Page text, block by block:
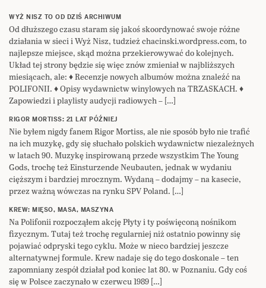
WYŻ NISZ TO OD DZIŚ ARCHIWUM
Od dłuższego czasu staram się jakoś skoordynować swoje różne
działania w sieci i Wyż Nisz, tudzież chacinski.wordpress.com, to
najlepsze miejsce, skąd można przekierowywać do kolejnych.
Układ tej strony będzie się więc znów zmieniał w najbliższych
miesiącach, ale: ♦ Recenzje nowych albumów można znaleźć na
POLIFONII. ♦ Opisy wydawnictw winylowych na TRZASKACH. ♦
Zapowiedzi i playlisty audycji radiowych – […]
RIGOR MORTISS: 21 LAT PÓŹNIEJ
Nie byłem nigdy fanem Rigor Mortiss, ale nie sposób było nie trafić
na ich muzykę, gdy się słuchało polskich wydawnictw niezależnych
w latach 90. Muzykę inspirowaną przede wszystkim The Young
Gods, trochę też Einsturzende Neubauten, jednak w wydaniu
cięższym i bardziej mrocznym. Wydaną – dodajmy – na kasecie,
przez ważną wówczas na rynku SPV Poland. […]
KREW: MIĘSO, MASA, MASZYNA
Na Polifonii rozpocząłem akcję Płyty i ty poświęconą nośnikom
fizycznym. Tutaj też trochę regularniej niż ostatnio powinny się
pojawiać odpryski tego cyklu. Może w nieco bardziej jeszcze
alternatywnej formule. Krew nadaje się do tego doskonale – ten
zapomniany zespół działał pod koniec lat 80. w Poznaniu. Gdy coś
się w Polsce zaczynało w czerwcu 1989 […]